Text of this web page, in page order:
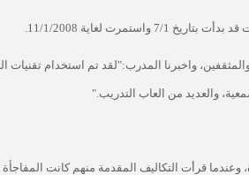
1 واستمرت لغاية 11/1/2008.
واخبرنا المدرب:"لقد تم استخدام تقنيات
والعديد من العاب التدريب".
وعندما قرأت التكاليف المقدمة منهم كانت المفاجأة